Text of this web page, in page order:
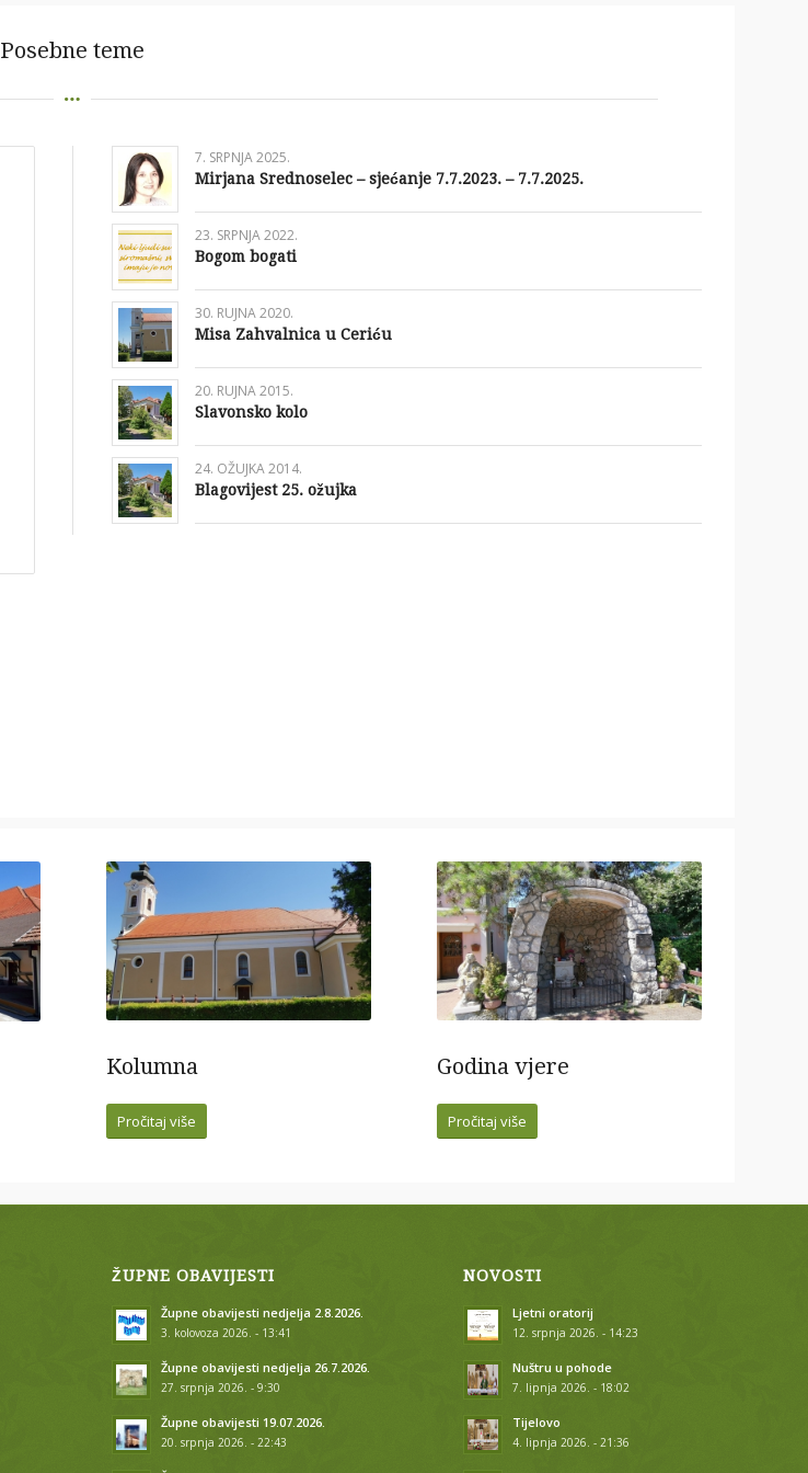
Posebne teme
7. SRPNJA 2025.
Mirjana Srednoselec – sjećanje 7.7.2023. – 7.7.2025.
23. SRPNJA 2022.
Bogom bogati
30. RUJNA 2020.
Misa Zahvalnica u Ceriću
20. RUJNA 2015.
Slavonsko kolo
24. OŽUJKA 2014.
Blagovijest 25. ožujka
Kolumna
Pročitaj više
Godina vjere
Pročitaj više
ŽUPNE OBAVIJESTI
Župne obavijesti nedjelja 2.8.2026.
3. kolovoza 2026. - 13:41
Župne obavijesti nedjelja 26.7.2026.
27. srpnja 2026. - 9:30
Župne obavijesti 19.07.2026.
20. srpnja 2026. - 22:43
NOVOSTI
Ljetni oratorij
12. srpnja 2026. - 14:23
Nuštru u pohode
7. lipnja 2026. - 18:02
Tijelovo
4. lipnja 2026. - 21:36